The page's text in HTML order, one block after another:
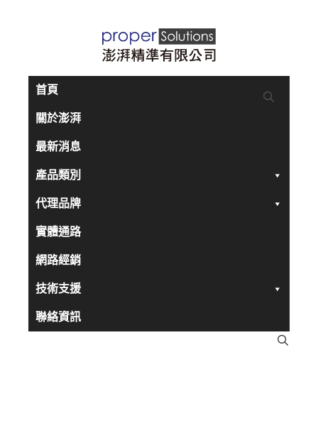
首頁
關於澎湃
最新消息
產品類別
代理品牌
實體通路
網路經銷
技術支援
聯絡資訊